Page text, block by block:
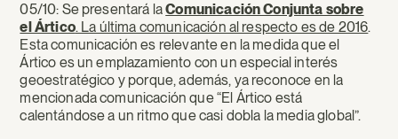
05/10: Se presentará laComunicación Conjunta sobre
el Ártico. La última comunicación al respecto es de 2016.
Esta comunicación es relevante en la medida que el
Ártico es un emplazamiento con un especial interés
geoestratégico y porque, además, ya reconoce en la
mencionada comunicación que “El Ártico está
calentándose a un ritmo que casi dobla la media global”.